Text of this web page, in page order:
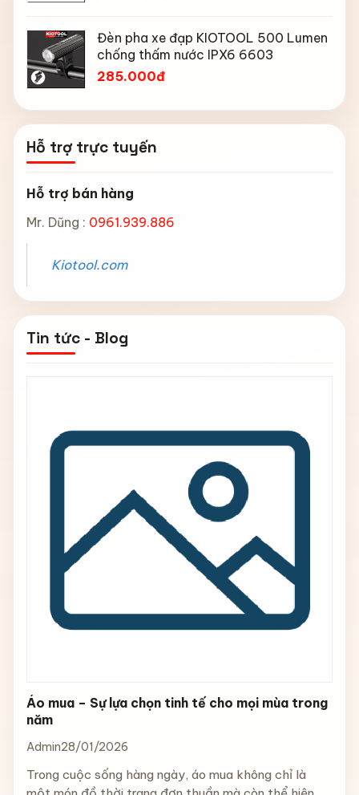
Đèn pha xe đạp KIOTOOL 500 Lumen
chống thấm nước IPX6 6603
285.000đ
Hỗ trợ trực tuyến
Hỗ trợ bán hàng
Mr. Dũng : 0961.939.886
Kiotool.com
Tin tức - Blog
Áo mua – Sự lựa chọn tinh tế cho mọi mùa trong
năm
Admin28/01/2026
Trong cuộc sống hàng ngày, áo mua không chỉ là